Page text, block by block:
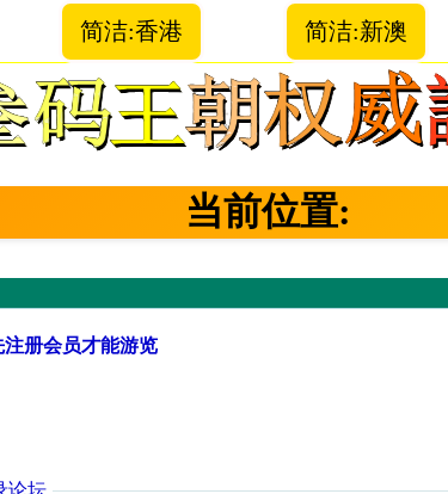
简洁:香港 简洁:新澳
当前位置:
册会员才能游览
论坛